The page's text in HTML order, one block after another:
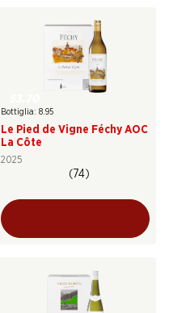
Bottiglia: 8.95
Le Pied de Vigne Féchy AOC
La Côte
2025
(74)